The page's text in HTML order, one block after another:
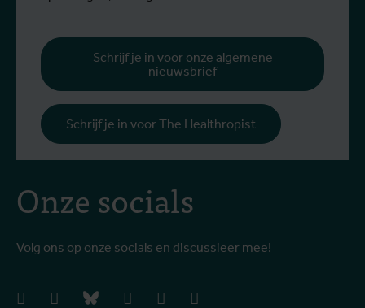
Onze socials
Volg ons op onze socials en discussieer mee!
facebookinstagrambluesky linkedIn youtube
Schrijf je in voor onze algemene
nieuwsbrief
Schrijf je in voor The Healthropist